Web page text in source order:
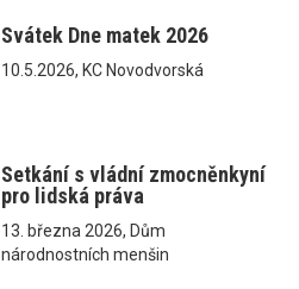
Svátek Dne matek 2026
10.5.2026, KC Novodvorská
Setkání s vládní zmocněnkyní
pro lidská práva
13. března 2026, Dům
národnostních menšin